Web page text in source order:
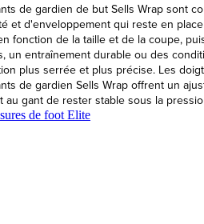
de gardien de but Sells Wrap sont
et d'enveloppement qui reste en
fonction de la taille et de la coupe,
un entraînement durable ou des
plus serrée et plus précise. Les
de gardien Sells Wrap offrent un
au gant de rester stable sous la
de foot Elite